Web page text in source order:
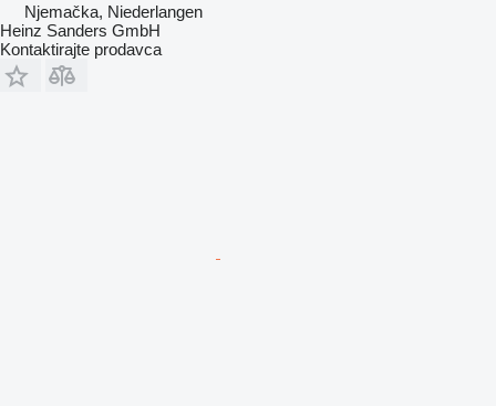
Njemačka, Niederlangen
Heinz Sanders GmbH
Kontaktirajte prodavca